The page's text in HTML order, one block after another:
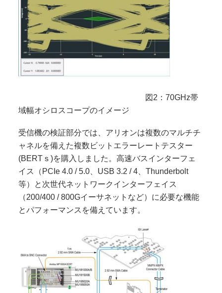
図2：70GHz帯
域幅オシロスコープのイメージ
受信機の検証部分では、アリオンは複数のマルチチ
ャネルを備えた複数ビットエラーレートテスター
(BERTｓ)を購入しました。高速バスインターフェ
イス（PCIe 4.0 / 5.0、USB 3.2 / 4、Thunderbolt
等）と次世代ネットワークインターフェイス
（200/400 / 800Gイーサネットなど）に必要な機能
とパフォーマンスを備えています。